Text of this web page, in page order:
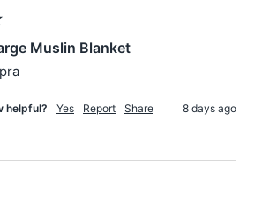
Muslin Blanket
helpful? Yes Report Share 8 days ago